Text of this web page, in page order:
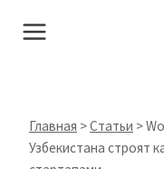
Главная >Статьи >
Узбекистана строят